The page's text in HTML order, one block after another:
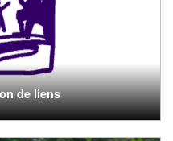
de liens